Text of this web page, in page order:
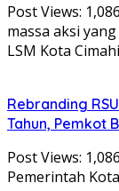
Post Views:
massa aksi
LSM Kota
Rebranding
Tahun, Pemkot
Post Views:
Pemerintah